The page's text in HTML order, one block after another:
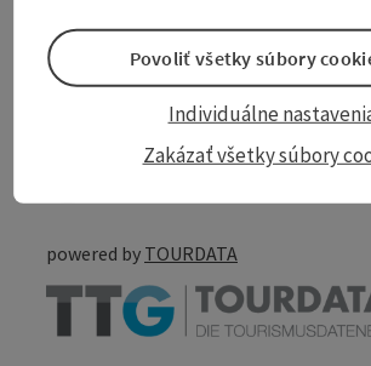
Create PDF
powered by TOURDATA
Zakázať všetky súbory
Individuálne
Povoliť všetky súbory